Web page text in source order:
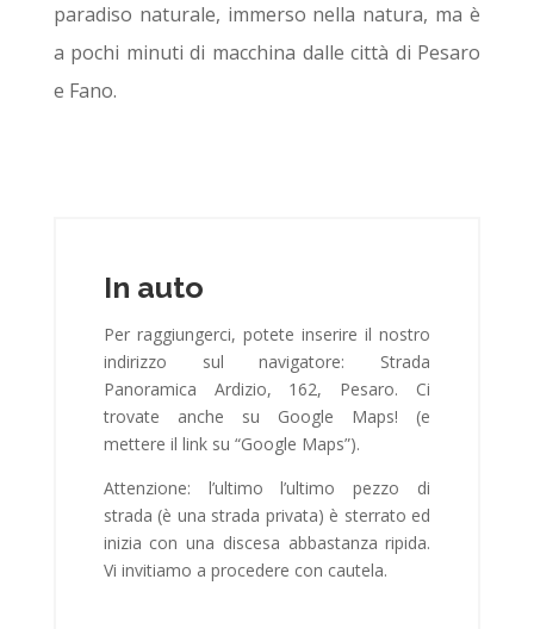
paradiso naturale, immerso nella natura, ma è
a pochi minuti di macchina dalle città di Pesaro
e Fano.
In auto
Per raggiungerci, potete inserire il nostro
indirizzo sul navigatore: Strada
Panoramica Ardizio, 162, Pesaro. Ci
trovate anche su Google Maps! (e
mettere il link su “Google Maps”).
Attenzione: l’ultimo l’ultimo pezzo di
strada (è una strada privata) è sterrato ed
inizia con una discesa abbastanza ripida.
Vi invitiamo a procedere con cautela.